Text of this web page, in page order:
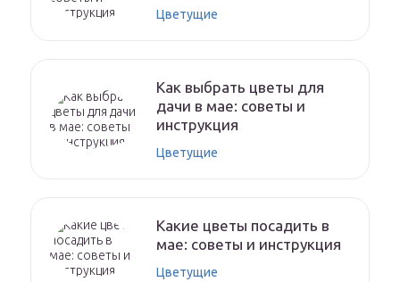
Цветущие
Как выбрать цветы для
дачи в мае: советы и
инструкция
Цветущие
Какие цветы посадить в
мае: советы и инструкция
Цветущие